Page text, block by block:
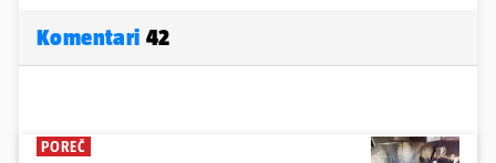
Komentari 42
POREČ